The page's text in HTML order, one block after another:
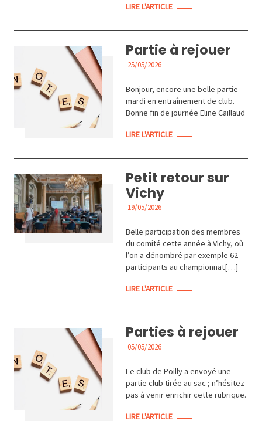
LIRE L'ARTICLE
Partie à rejouer
25/05/2026
Bonjour, encore une belle partie
mardi en entraînement de club.
Bonne fin de journée Eline Caillaud
LIRE L'ARTICLE
Petit retour sur
Vichy
19/05/2026
Belle participation des membres
du comité cette année à Vichy, où
l’on a dénombré par exemple 62
participants au championnat[…]
LIRE L'ARTICLE
Parties à rejouer
05/05/2026
Le club de Poilly a envoyé une
partie club tirée au sac ; n’hésitez
pas à venir enrichir cette rubrique.
LIRE L'ARTICLE